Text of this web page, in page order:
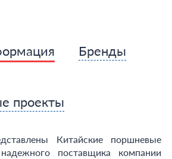
Бренды
проекты
Китайские поршневые
поставщика компании